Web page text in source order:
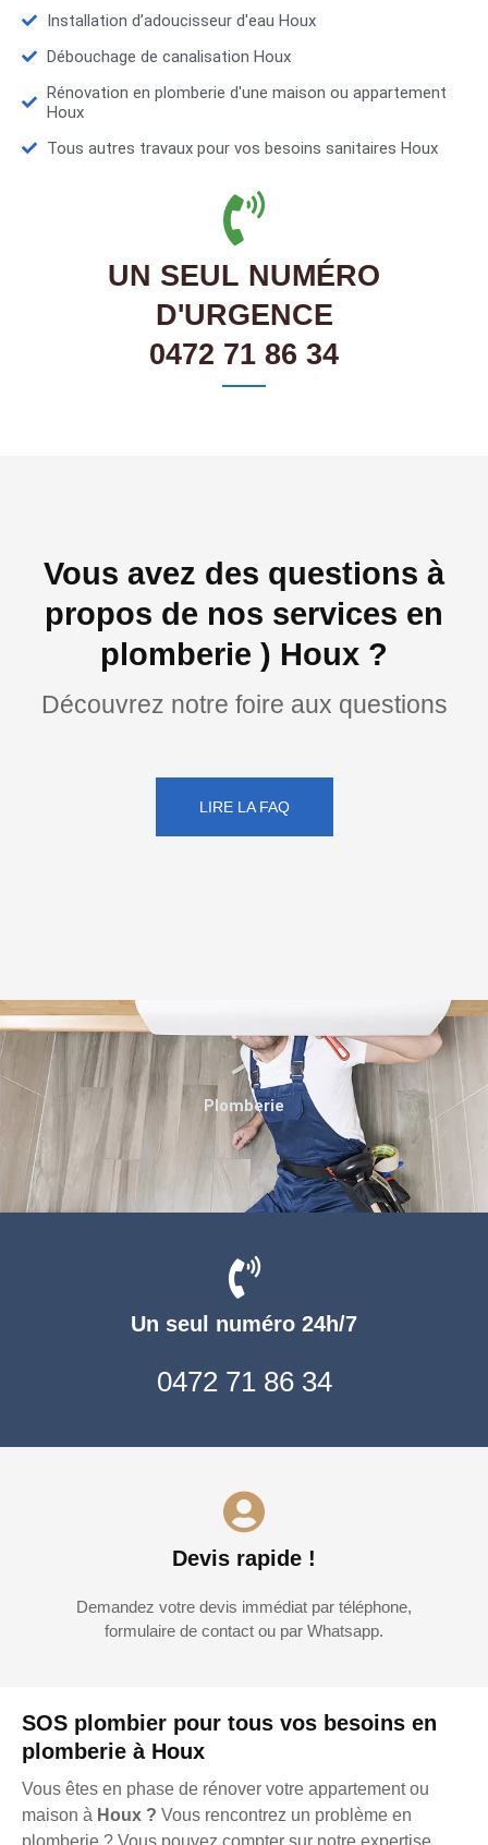
Installation d’adoucisseur d'eau Houx
Débouchage de canalisation Houx
Rénovation en plomberie d'une maison ou appartement
Houx
Tous autres travaux pour vos besoins sanitaires Houx
UN SEUL NUMÉRO
D'URGENCE
0472 71 86 34
Vous avez des questions à
propos de nos services en
plomberie ) Houx ?
Découvrez notre foire aux questions
LIRE LA FAQ
SOS plombier pour tous vos besoins en
plomberie à Houx
Vous êtes en phase de rénover votre appartement ou
maison à Houx ? Vous rencontrez un problème en
Un seul numéro 24h/7
0472 71 86 34
Devis rapide !
Demandez votre devis immédiat par téléphone,
formulaire de contact ou par Whatsapp.
Plomberie